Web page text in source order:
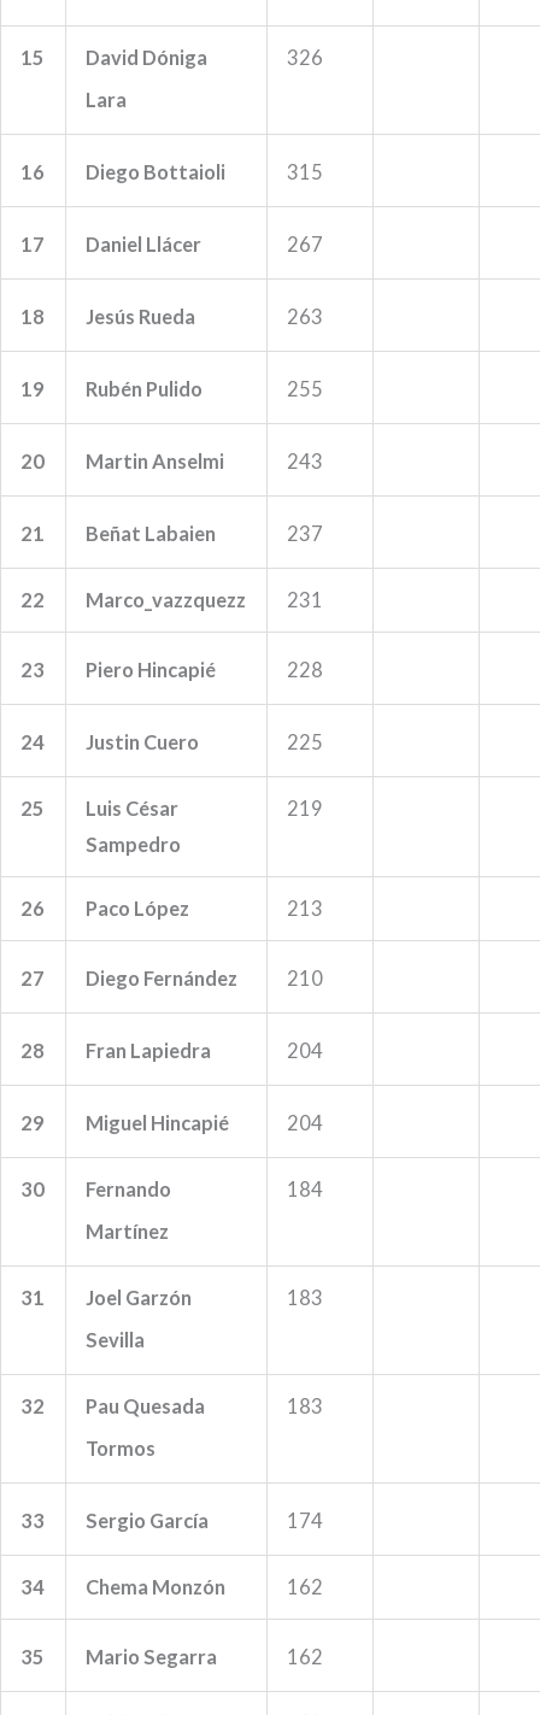
15
David Dóniga
Lara
326
16 Diego Bottaioli 315
17 Daniel Llácer 267
18 Jesús Rueda 263
19 Rubén Pulido 255
20 Martin Anselmi 243
21 Beñat Labaien 237
22 Marco_vazzquezz 231
23 Piero Hincapié 228
24 Justin Cuero 225
25
Luis César
Sampedro
219
26 Paco López 213
27 Diego Fernández 210
28 Fran Lapiedra 204
29 Miguel Hincapié 204
30
Fernando
Martínez
184
31
Joel Garzón
Sevilla
183
32
Pau Quesada
Tormos
183
33 Sergio García 174
34 Chema Monzón 162
35 Mario Segarra 162